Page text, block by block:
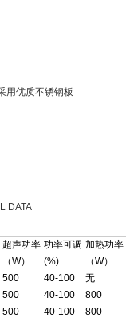
用优质不锈钢板
DATA
超声功率 功率可调 加热功率
（W） (%) （W）
500 40-100 无
500 40-100 800
500 40-100 800